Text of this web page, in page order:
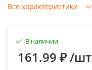
Все характеристики
В наличии
161.99 ₽/шт